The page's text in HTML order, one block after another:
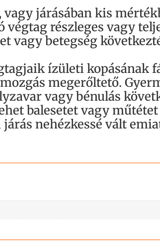
járásában kis
részleges vagy
vagy betegség
ízületi kopásának
megerőltető.
vagy bénulás
balesetet vagy
nehézkessé vált